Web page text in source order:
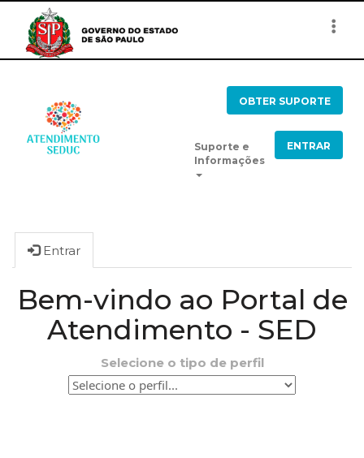
OBTER SUPORTE
Suporte e
Informações
ENTRAR
Entrar
Bem-vindo ao Portal de
Atendimento - SED
Selecione o tipo de perfil